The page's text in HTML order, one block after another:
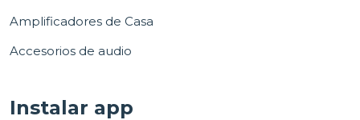
Amplificadores de Casa
Accesorios de audio
Instalar app